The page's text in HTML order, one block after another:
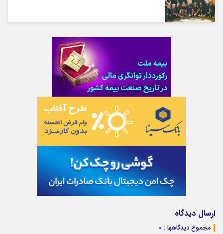
ارسال دیدگاه
مجموع دیدگاهها : 0